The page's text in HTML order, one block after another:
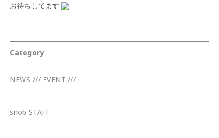
お待ちしてます
Category
NEWS /// EVENT ///
snob STAFF